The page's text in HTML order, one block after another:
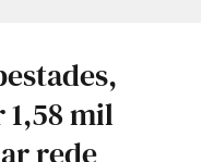
mil
rede